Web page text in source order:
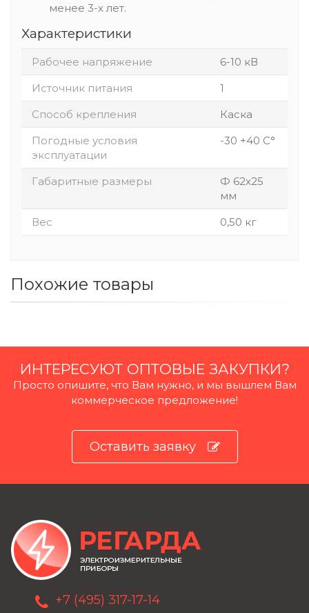
менее 3-х лет.
Характеристики
Рабочее напряжение
6-10 кВ
Источник питания
1
Способ крепления
Каска
Погодные условия
эксплуатации
-30 +40 С°
Габаритные размеры
Ф 62х25
мм
Вес
0,50 кг
Похожие товары
ИНТЕРЕСУЮТ ОПТОВЫЕ ЗАКУПКИ?
Просто опишите, что Вам нужно, и мы вышлем Вам
коммерческое предложение!
Оставить заявку
+7 (495) 317-17-14